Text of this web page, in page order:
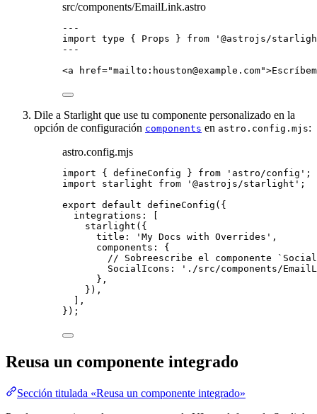
src/components/EmailLink.astro
---
import type { Props } from ' @astrojs/
---
<a href="mailto: houston@example.com">
Dile a Starlight que use tu componente personalizado en la
opción de configuración components en astro.config.mjs:
astro.config.mjs
import { defineConfig } from ' astro/config ' ;
import starlight from ' @astrojs/starlight ' ;
export default defineConfig ({
integrations: [
starlight ({
title:
' My Docs with Overrides ' ,
components: {
// Sobreescribe el componente
SocialIcons:
' ./src/components/
},
}),
],
});
Reusa un componente integrado
Sección titulada «Reusa un componente integrado»